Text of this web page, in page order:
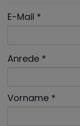
E-Mail
Anrede
Vorname